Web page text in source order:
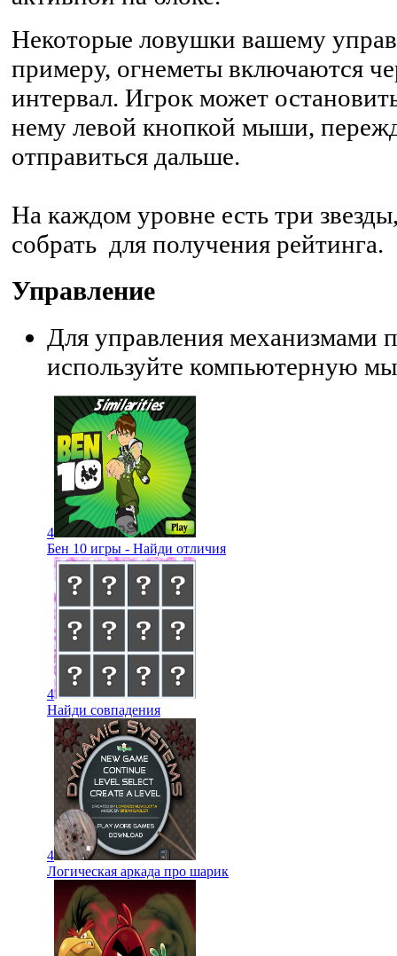
Некоторые ловушки вашему
примеру, огнеметы включаются
интервал. Игрок может
нему левой кнопкой мыши,
отправиться дальше.
На каждом уровне есть три
собрать для получения рейтинга.
Управление
Для управления механизмами
используйте компьютерную
4
Бен 10 игры - Найди отличия
4
Найди совпадения
4
Логическая аркада про шарик